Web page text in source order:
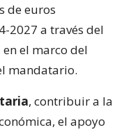
de euros
2027 a través del
en el marco del
mandatario.
, contribuir a la
el apoyo